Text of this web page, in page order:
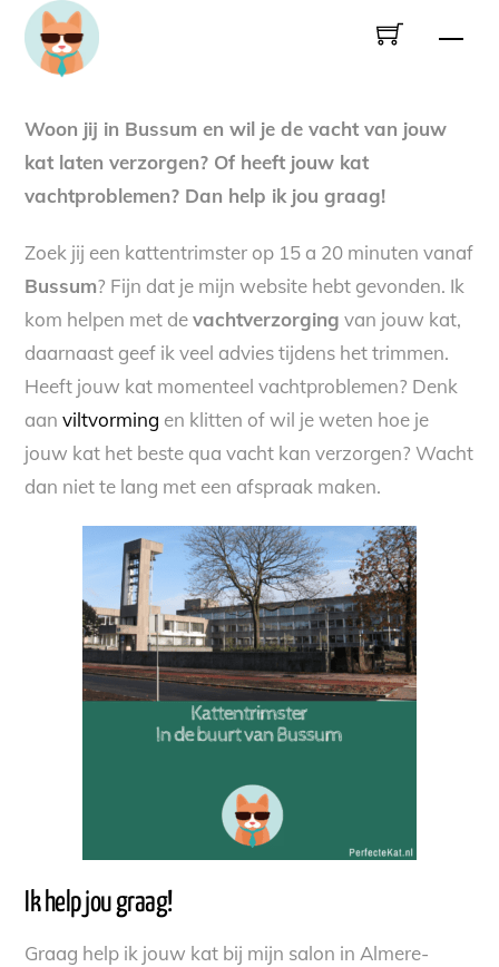
Skip
content
Woon jij in Bussum en wil je de vacht van jouw
kat laten verzorgen? Of heeft jouw kat
vachtproblemen? Dan help ik jou graag!
Zoek jij een kattentrimster op 15 a 20 minuten vanaf
Bussum? Fijn dat je mijn website hebt gevonden. Ik
kom helpen met devachtverzorging van jouw kat,
daarnaast geef ik veel advies tijdens het trimmen.
Heeft jouw kat momenteel vachtproblemen? Denk
aanviltvorming en klitten of wil je weten hoe je
jouw kat het beste qua vacht kan verzorgen? Wacht
dan niet te lang met een afspraak maken.
Ik help jou graag!
Graag help ik jouw kat bij mijn salon in Almere-